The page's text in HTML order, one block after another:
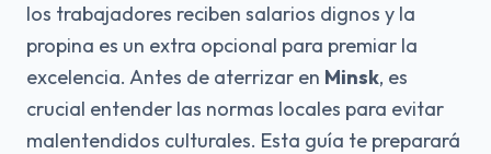
los trabajadores reciben salarios dignos y la
propina es un extra opcional para premiar la
excelencia. Antes de aterrizar en Minsk, es
crucial entender las normas locales para evitar
malentendidos culturales. Esta guía te preparará